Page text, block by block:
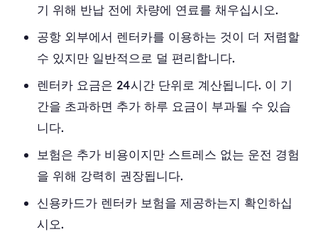
기 위해 반납 전에 차량에 연료를 채우십시오.
공항 외부에서 렌터카를 이용하는 것이 더 저렴할
수 있지만 일반적으로 덜 편리합니다.
렌터카 요금은 24시간 단위로 계산됩니다. 이 기
간을 초과하면 추가 하루 요금이 부과될 수 있습
니다.
보험은 추가 비용이지만 스트레스 없는 운전 경험
을 위해 강력히 권장됩니다.
신용카드가 렌터카 보험을 제공하는지 확인하십
시오.